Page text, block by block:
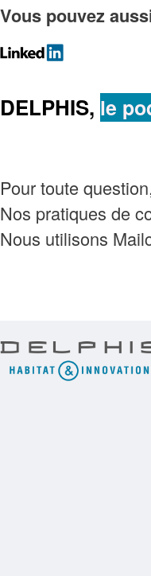
Vous pouvez
DELPHIS, le
Pour toute
Nos pratiques de
Nous utilisons